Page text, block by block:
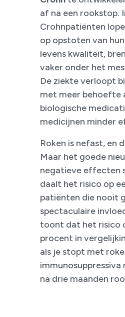
af na een rookstop.
Crohnpatiënten
op opstoten van
levens kwaliteit,
vaker onder het
De ziekte verloopt
met meer behoefte
biologische
medicijnen minder
Roken is nefast, en
Maar het goede
negatieve effecten
daalt het risico op
patiënten die nooit
spectaculaire
toont dat het risico
procent in
als je stopt met
na drie maanden